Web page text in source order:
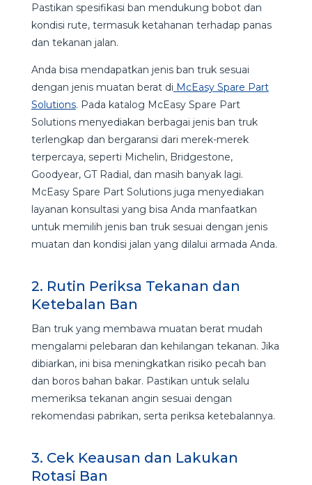
Pastikan spesifikasi ban mendukung bobot dan
kondisi rute, termasuk ketahanan terhadap panas
dan tekanan jalan.
Anda bisa mendapatkan jenis ban truk sesuai
dengan jenis muatan berat di McEasy Spare Part
Solutions. Pada katalog McEasy Spare Part
Solutions menyediakan berbagai jenis ban truk
terlengkap dan bergaransi dari merek-merek
terpercaya, seperti Michelin, Bridgestone,
Goodyear, GT Radial, dan masih banyak lagi.
McEasy Spare Part Solutions juga menyediakan
layanan konsultasi yang bisa Anda manfaatkan
untuk memilih jenis ban truk sesuai dengan jenis
muatan dan kondisi jalan yang dilalui armada Anda.
2. Rutin Periksa Tekanan dan
Ketebalan Ban
Ban truk yang membawa muatan berat mudah
mengalami pelebaran dan kehilangan tekanan. Jika
dibiarkan, ini bisa meningkatkan risiko pecah ban
dan boros bahan bakar. Pastikan untuk selalu
memeriksa tekanan angin sesuai dengan
rekomendasi pabrikan, serta periksa ketebalannya.
3. Cek Keausan dan Lakukan
Rotasi Ban